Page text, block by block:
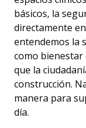
básicos, la
directamente
entendemos la
como bienestar
que la
construcción.
manera para
día.